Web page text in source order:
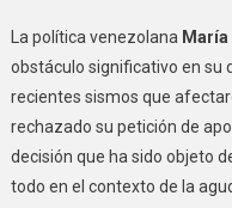
La política venezolana
obstáculo significativo en su
recientes sismos que
rechazado su petición de
decisión que ha sido objeto
todo en el contexto de la